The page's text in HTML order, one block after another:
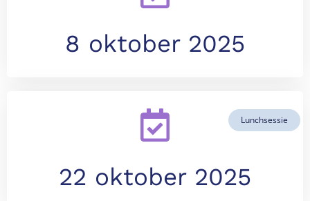
8 oktober 2025
Lunchsessie
22 oktober 2025